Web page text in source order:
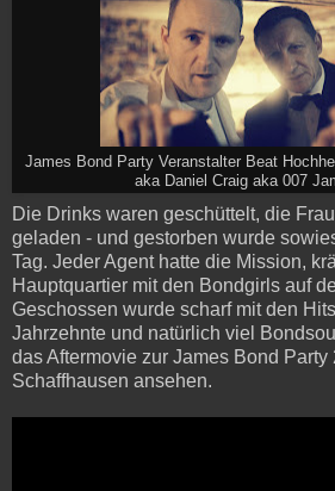
James Bond Party Veranstalter Beat
aka Daniel Craig aka 007
Die Drinks waren geschüttelt, die
geladen - und gestorben wurde
Tag. Jeder Agent hatte die Mission,
Hauptquartier mit den Bondgirls auf
Geschossen wurde scharf mit den
Jahrzehnte und natürlich viel
das Aftermovie zur James Bond Party
Schaffhausen ansehen.